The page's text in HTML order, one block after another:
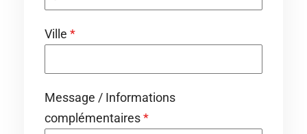
Ville *
Message / Informations
complémentaires*